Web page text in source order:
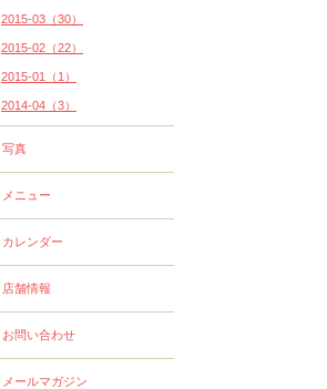
2015-03（30）
2015-02（22）
2015-01（1）
2014-04（3）
写真
メニュー
カレンダー
店舗情報
お問い合わせ
メールマガジン